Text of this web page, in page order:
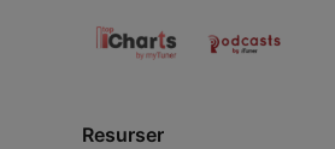
Resurser